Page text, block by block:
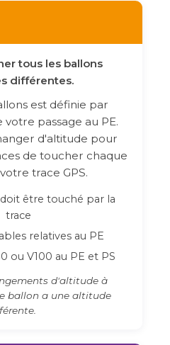
tous les ballons
différentes.
est définie par
passage au PE.
d'altitude pour
de toucher chaque
trace GPS.
être touché par la
trace
relatives au PE
ou V100 au PE et PS
d'altitude à
ballon a une altitude